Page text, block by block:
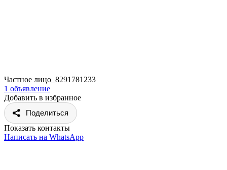
Частное лицо_8291781233
1 объявление
Добавить в избранное
Поделиться
Показать контакты
Написать на WhatsApp